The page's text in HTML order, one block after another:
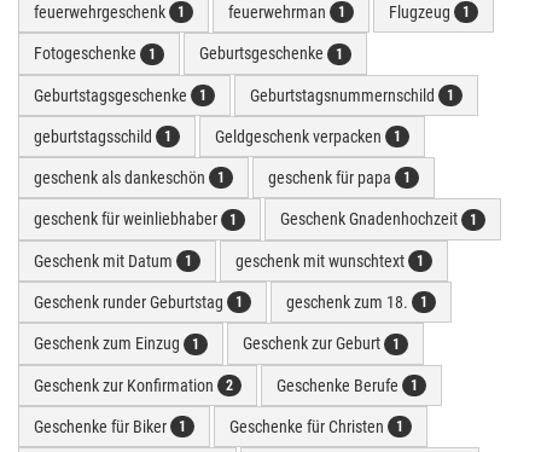
feuerwehrgeschenk 1 feuerwehrman 1 Flugzeug 1
Fotogeschenke 1 Geburtsgeschenke 1
Geburtstagsgeschenke 1 Geburtstagsnummernschild 1
geburtstagsschild 1 Geldgeschenk verpacken 1
geschenk als dankeschön 1 geschenk für papa 1
geschenk für weinliebhaber 1 Geschenk Gnadenhochzeit 1
Geschenk mit Datum 1 geschenk mit wunschtext 1
Geschenk runder Geburtstag 1 geschenk zum 18. 1
Geschenk zum Einzug 1 Geschenk zur Geburt 1
Geschenk zur Konfirmation 2 Geschenke Berufe 1
Geschenke für Biker 1 Geschenke für Christen 1